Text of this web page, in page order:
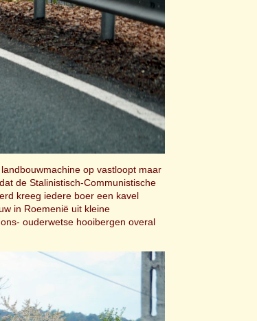
op vastloopt maar
de Stalinistisch-Communistische
kreeg iedere boer een kavel
in Roemenië uit kleine
ouderwetse hooibergen overal